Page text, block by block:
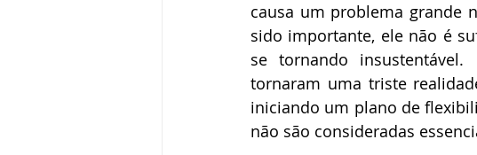
causa um problema grande
sido importante, ele não é
se tornando
tornaram uma triste
iniciando um plano de
não são consideradas